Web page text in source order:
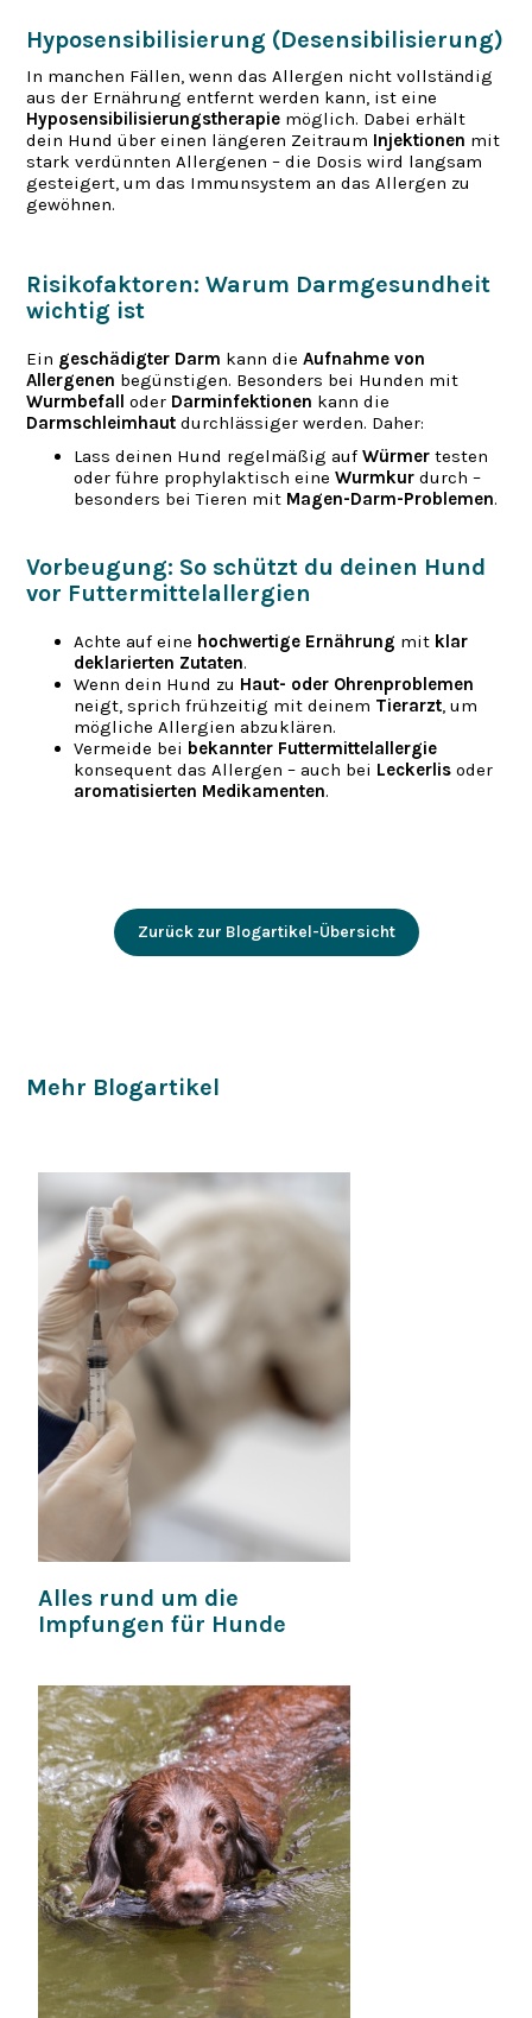
Hyposensibilisierung (Desensibilisierung)
In manchen Fällen, wenn das Allergen nicht vollständig
aus der Ernährung entfernt werden kann, ist eine
Hyposensibilisierungstherapie möglich. Dabei erhält
dein Hund über einen längeren Zeitraum Injektionen mit
stark verdünnten Allergenen – die Dosis wird langsam
gesteigert, um das Immunsystem an das Allergen zu
gewöhnen.
Risikofaktoren: Warum Darmgesundheit
wichtig ist
Ein geschädigter Darm kann dieAufnahme von
Allergenen begünstigen. Besonders bei Hunden mit
Wurmbefall oder Darminfektionen kann die
Darmschleimhaut durchlässiger werden. Daher:
Lass deinen Hund regelmäßig aufWürmer testen
oder führe prophylaktisch eineWurmkur durch –
besonders bei Tieren mit Magen-Darm-Problemen.
Vorbeugung: So schützt du deinen Hund
vor Futtermittelallergien
Achte auf eine hochwertige Ernährung mit klar
deklarierten Zutaten.
Wenn dein Hund zu Haut- oder Ohrenproblemen
neigt, sprich frühzeitig mit deinem Tierarzt, um
mögliche Allergien abzuklären.
Vermeide bei bekannter Futtermittelallergie
konsequent das Allergen – auch bei Leckerlis oder
aromatisierten Medikamenten.
Zurück zur Blogartikel-Übersicht
Mehr Blogartikel
Alles rund um die
Impfungen für Hunde